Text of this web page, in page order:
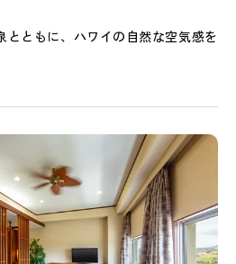
とともに、ハワイの自然な空気感を